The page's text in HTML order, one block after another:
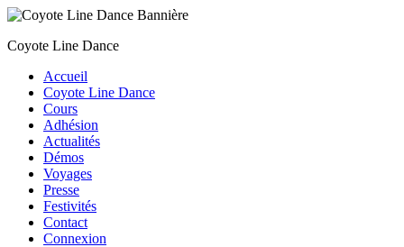
Coyote Line Dance
Accueil
Coyote Line Dance
Cours
Adhésion
Actualités
Démos
Voyages
Presse
Festivités
Contact
Connexion